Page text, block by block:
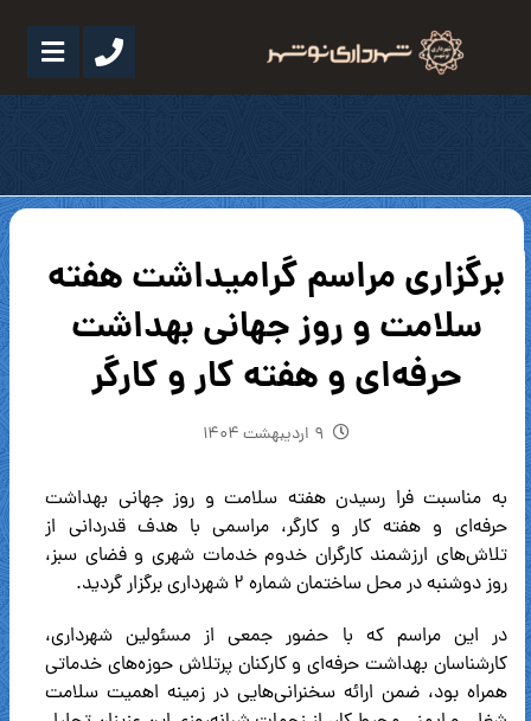
برگزاری مراسم گرامیداشت هفته
سلامت و روز جهانی بهداشت
حرفه‌ای و هفته کار و کارگر
۹ اردیبهشت ۱۴۰۴
به مناسبت فرا رسیدن هفته سلامت و روز جهانی بهداشت
حرفه‌ای و هفته کار و کارگر، مراسمی با هدف قدردانی از
تلاش‌های ارزشمند کارگران خدوم خدمات شهری و فضای سبز،
روز دوشنبه در محل ساختمان شماره ۲ شهرداری برگزار گردید.
در این مراسم که با حضور جمعی از مسئولین شهرداری،
کارشناسان بهداشت حرفه‌ای و کارکنان پرتلاش حوزه‌های خدماتی
همراه بود، ضمن ارائه سخنرانی‌هایی در زمینه اهمیت سلامت